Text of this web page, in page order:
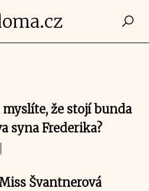
že stojí bunda
syna Frederika?
Švantnerová